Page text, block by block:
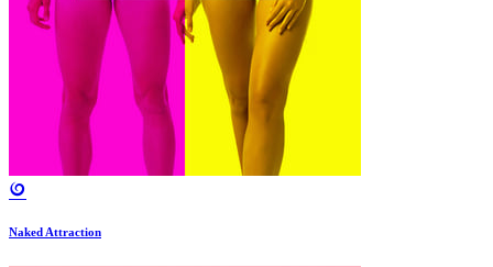
Naked Attraction